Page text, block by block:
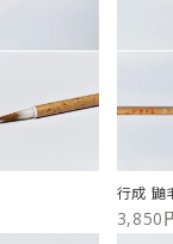
行成 鼬
3,850